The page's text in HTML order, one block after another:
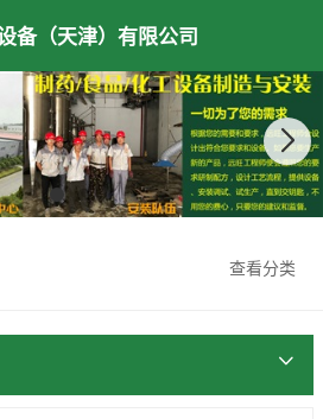
备（天津）有限公司
查看分类